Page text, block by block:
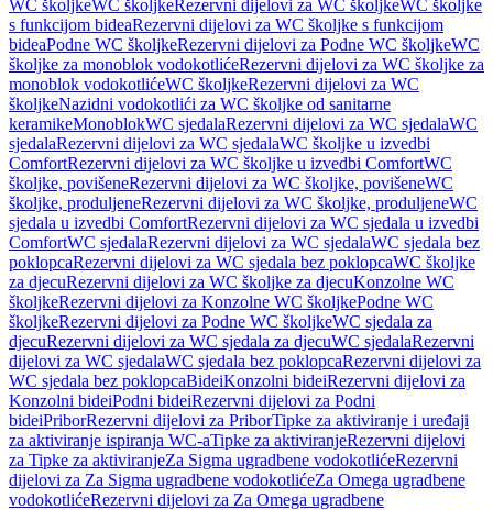
WC školjkeWC školjkeRezervni dijelovi za WC školjkeWC školjke
s funkcijom bideaRezervni dijelovi za WC školjke s funkcijom
bideaPodne WC školjkeRezervni dijelovi za Podne WC školjkeWC
školjke za monoblok vodokotlićeRezervni dijelovi za WC školjke za
monoblok vodokotlićeWC školjkeRezervni dijelovi za WC
školjkeNazidni vodokotlići za WC školjke od sanitarne
keramikeMonoblokWC sjedalaRezervni dijelovi za WC sjedalaWC
sjedalaRezervni dijelovi za WC sjedalaWC školjke u izvedbi
ComfortRezervni dijelovi za WC školjke u izvedbi ComfortWC
školjke, povišeneRezervni dijelovi za WC školjke, povišeneWC
školjke, produljeneRezervni dijelovi za WC školjke, produljeneWC
sjedala u izvedbi ComfortRezervni dijelovi za WC sjedala u izvedbi
ComfortWC sjedalaRezervni dijelovi za WC sjedalaWC sjedala bez
poklopcaRezervni dijelovi za WC sjedala bez poklopcaWC školjke
za djecuRezervni dijelovi za WC školjke za djecuKonzolne WC
školjkeRezervni dijelovi za Konzolne WC školjkePodne WC
školjkeRezervni dijelovi za Podne WC školjkeWC sjedala za
djecuRezervni dijelovi za WC sjedala za djecuWC sjedalaRezervni
dijelovi za WC sjedalaWC sjedala bez poklopcaRezervni dijelovi za
WC sjedala bez poklopcaBideiKonzolni bideiRezervni dijelovi za
Konzolni bideiPodni bideiRezervni dijelovi za Podni
bideiPriborRezervni dijelovi za PriborTipke za aktiviranje i uređaji
za aktiviranje ispiranja WC-aTipke za aktiviranjeRezervni dijelovi
za Tipke za aktiviranjeZa Sigma ugradbene vodokotlićeRezervni
dijelovi za Za Sigma ugradbene vodokotlićeZa Omega ugradbene
vodokotlićeRezervni dijelovi za Za Omega ugradbene